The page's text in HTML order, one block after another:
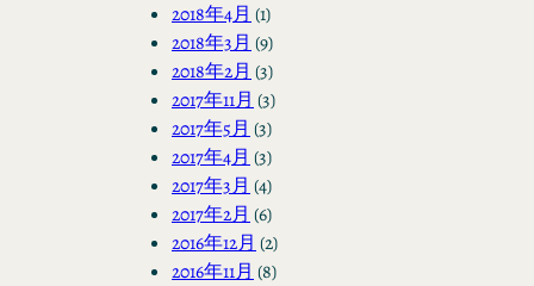
2018年4月 (1)
2018年3月 (9)
2018年2月 (3)
2017年11月 (3)
2017年5月 (3)
2017年4月 (3)
2017年3月 (4)
2017年2月 (6)
2016年12月 (2)
2016年11月 (8)